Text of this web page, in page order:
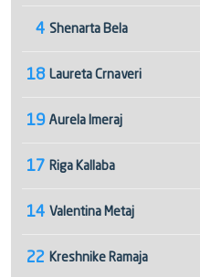
4 Shenarta Bela
18 Laureta Crnaveri
19 Aurela Imeraj
17 Riga Kallaba
14 Valentina Metaj
22 Kreshnike Ramaja